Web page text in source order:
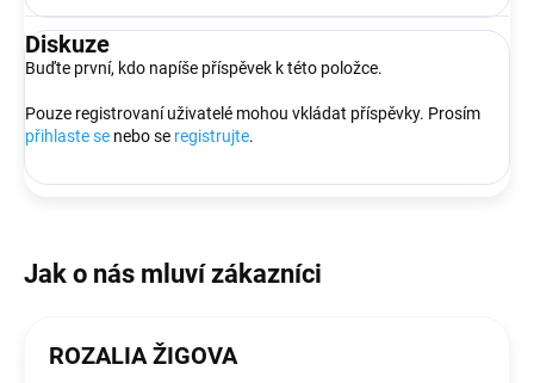
Diskuze
Buďte první, kdo napíše příspěvek k této položce.
Pouze registrovaní uživatelé mohou vkládat příspěvky. Prosím
přihlaste se nebo se registrujte.
ROZALIA ŽIGOVA